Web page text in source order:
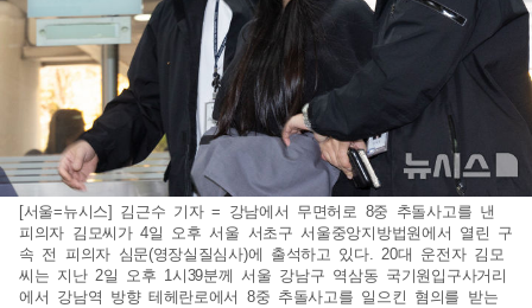
[서울=뉴시스] 김근수 기자 = 강남에서 무면허로 8중 추돌사고를 낸
피의자 김모씨가 4일 오후 서울 서초구 서울중앙지방법원에서 열린 구
속 전 피의자 심문(영장실질심사)에 출석하고 있다. 20대 운전자 김모
씨는 지난 2일 오후 1시39분께 서울 강남구 역삼동 국기원입구사거리
에서 강남역 방향 테헤란로에서 8중 추돌사고를 일으킨 혐의를 받는